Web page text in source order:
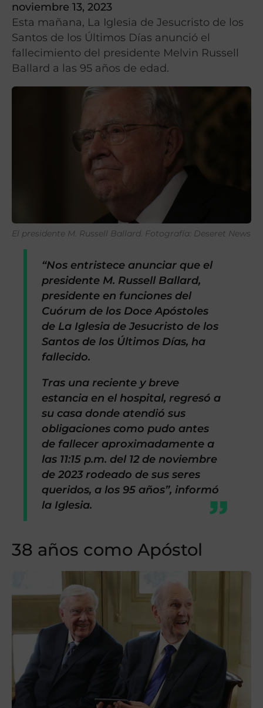
noviembre 13, 2023
Esta mañana, La Iglesia de Jesucristo de los
Santos de los Últimos Días anunció el
fallecimiento del presidente Melvin Russell
Ballard a las 95 años de edad.
El presidente M. Russell Ballard. Fotografía: Deseret News
“Nos entristece anunciar que el
presidente M. Russell Ballard,
presidente en funciones del
Cuórum de los Doce Apóstoles
de La Iglesia de Jesucristo de los
Santos de los Últimos Días, ha
fallecido.
Tras una reciente y breve
estancia en el hospital, regresó a
su casa donde atendió sus
obligaciones como pudo antes
de fallecer aproximadamente a
las 11:15 p.m. del 12 de noviembre
de 2023 rodeado de sus seres
queridos, a los 95 años”, informó
la Iglesia.
38 años como Apóstol